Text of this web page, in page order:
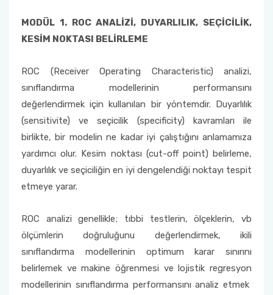
MODÜL 1. ROC ANALİZİ, DUYARLILIK, SEÇİCİLİK,
KESİM NOKTASI BELİRLEME
ROC (Receiver Operating Characteristic) analizi,
sınıflandırma modellerinin performansını
değerlendirmek için kullanılan bir yöntemdir. Duyarlılık
(sensitivite) ve seçicilik (specificity) kavramları ile
birlikte, bir modelin ne kadar iyi çalıştığını anlamamıza
yardımcı olur. Kesim noktası (cut-off point) belirleme,
duyarlılık ve seçiciliğin en iyi dengelendiği noktayı tespit
etmeye yarar.
ROC analizi genellikle; tıbbi testlerin, ölçeklerin, vb
ölçümlerin doğruluğunu değerlendirmek, ikili
sınıflandırma modellerinin optimum karar sınırını
belirlemek ve makine öğrenmesi ve lojistik regresyon
modellerinin sınıflandırma performansını analiz etmek